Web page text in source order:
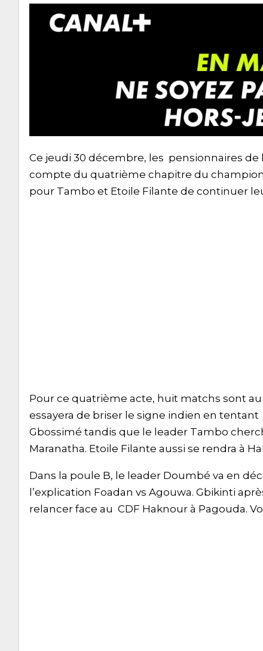
Ce jeudi 30 décembre, les pensionnaires
compte du quatrième chapitre du
pour Tambo et Etoile Filante de continuer
Pour ce quatrième acte, huit matchs sont
essayera de briser le signe indien en
Gbossimé tandis que le leader Tambo
Maranatha. Etoile Filante aussi se rendra à
Dans la poule B, le leader Doumbé va en
l’explication Foadan vs Agouwa. Gbikinti
relancer face au CDF Haknour à Pagouda.